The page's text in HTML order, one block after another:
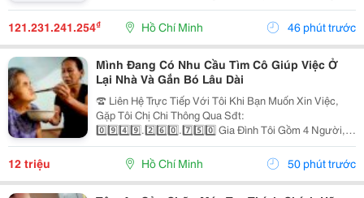
Nghệ, Bảo Mật Cao, Nạp Rút Nhanh Và Hỗ Trợ Tốt Trên
Pc Lẫn Điện Thoại Di Động. Website:
Https://Dn88C.com/...
121.231.241.254₫ Hồ Chí Minh 46 phút trước
Mình Đang Có Nhu Cầu Tìm Cô Giúp Việc Ở
Lại Nhà Và Gắn Bó Lâu Dài
☎️ Liên Hệ Trực Tiếp Với Tôi Khi Bạn Muốn Xin Việc,
Gặp Tôi Chị Chi Thông Qua Sđt:
0️⃣9️⃣4️⃣9️⃣.2️⃣6️⃣0️⃣.7️⃣5️⃣0️⃣ Gia Đình Tôi Gồm 4 Người, 2
Vợ Chồng 2 Con Nhỏ, Bé Lớn 9 Tuổi Đã Đi Học Có Ba
Mẹ Đưa Rước, Bé Nhỏ 1 Tuổi. Nhà Thì Chỉ Có 1 Lầu.
12 triệu Hồ Chí Minh 50 phút trước